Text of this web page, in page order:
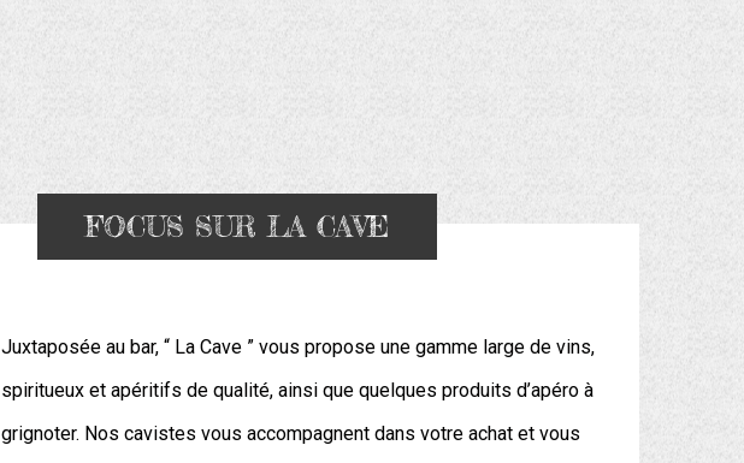
FOCUS SUR LA CAVE
Juxtaposée au bar, “ La Cave ” vous propose une gamme large de vins,
spiritueux et apéritifs de qualité, ainsi que quelques produits d’apéro à
grignoter. Nos cavistes vous accompagnent dans votre achat et vous